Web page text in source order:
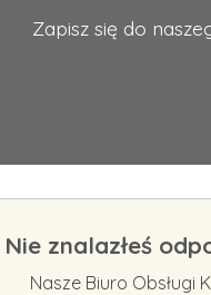
Zapisz się do
Nie znalazłeś
Nasze Biuro Obsługi